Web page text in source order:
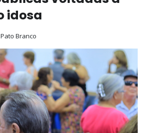
idosa
Pato Branco